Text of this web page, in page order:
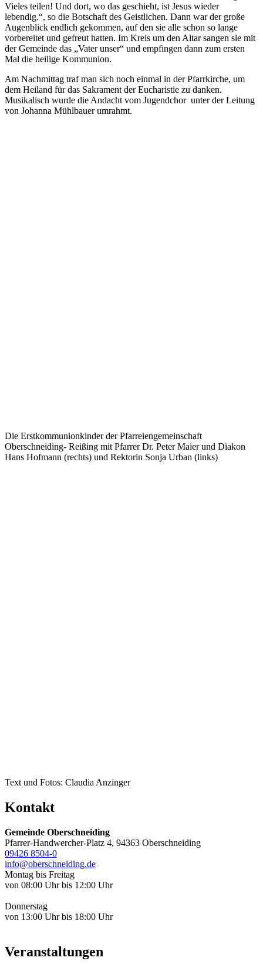
Vieles teilen! Und dort, wo das geschieht, ist Jesus wieder
lebendig.“, so die Botschaft des Geistlichen. Dann war der große
Augenblick endlich gekommen, auf den sie alle schon so lange
vorbereitet und gefreut hatten. Im Kreis um den Altar sangen sie mit
der Gemeinde das „Vater unser“ und empfingen dann zum ersten
Mal die heilige Kommunion.
Am Nachmittag traf man sich noch einmal in der Pfarrkirche, um
dem Heiland für das Sakrament der Eucharistie zu danken.
Musikalisch wurde die Andacht vom Jugendchor unter der Leitung
von Johanna Mühlbauer umrahmt.
Die Erstkommunionkinder der Pfarreiengemeinschaft
Oberschneiding- Reißing mit Pfarrer Dr. Peter Maier und Diakon
Hans Hofmann (rechts) und Rektorin Sonja Urban (links)
Text und Fotos: Claudia Anzinger
Kontakt
Gemeinde Oberschneiding
Pfarrer-Handwercher-Platz 4, 94363 Oberschneiding
09426 8504-0
info@oberschneiding.de
Montag bis Freitag
von 08:00 Uhr bis 12:00 Uhr
Donnerstag
von 13:00 Uhr bis 18:00 Uhr
Veranstaltungen